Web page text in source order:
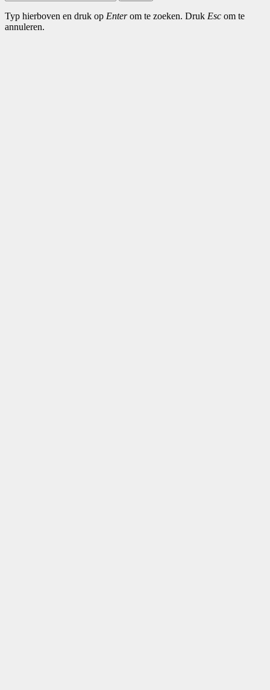
Typ hierboven en druk op Enterom te zoeken. Druk Esc om te
annuleren.